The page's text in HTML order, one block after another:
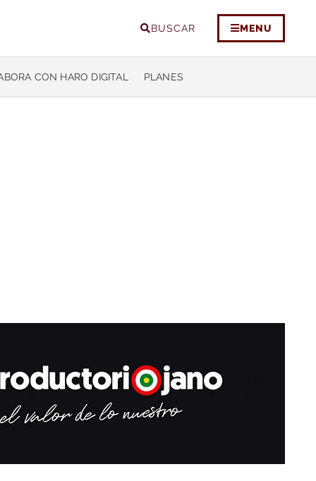
BUSCAR MENU
CON HARO DIGITAL PLANES